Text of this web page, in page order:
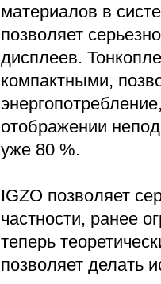
материалов в
позволяет
дисплеев.
компактными,
отображении
уже 80 %.
IGZO позволяет
частности, ранее
теперь
позволяет делать